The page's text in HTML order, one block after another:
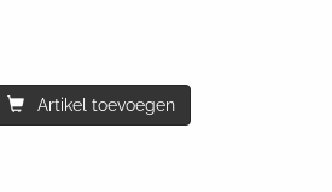
Artikel toevoegen